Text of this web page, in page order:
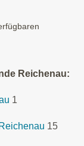
Reichenau:
1
15